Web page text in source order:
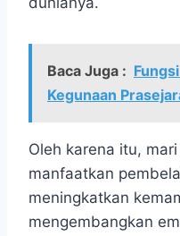
Baca Juga :
Kegunaan
Oleh karena itu,
manfaatkan
meningkatkan
mengembangkan